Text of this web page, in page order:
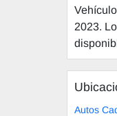
2023.
Autos